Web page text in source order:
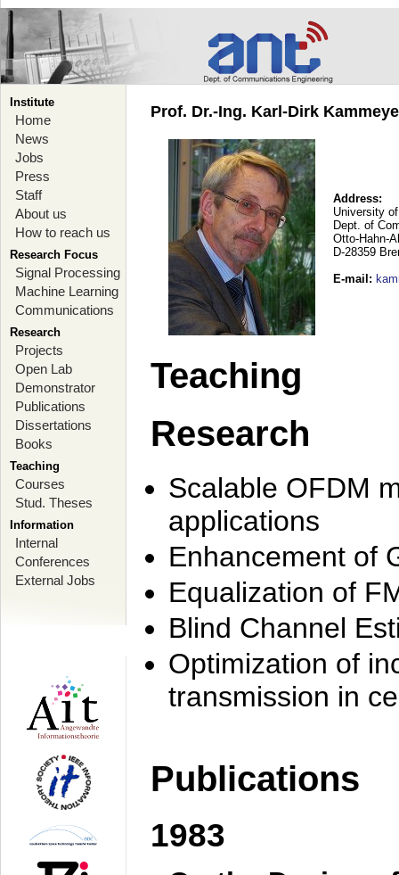
Institute
Home
News
Jobs
Press
Staff
About us
How to reach us
Research Focus
Signal Processing
Machine Learning
Communications
Research
Projects
Open Lab
Demonstrator
Publications
Dissertations
Books
Teaching
Courses
Stud. Theses
Information
Internal
Conferences
External Jobs
Prof. Dr.-Ing. Karl-Dirk
Address:
University
Dept. of
Otto-Hahn-
D-28359
E-mail :
Teaching
Research
Scalable OFDM
applications
Enhancement of
Equalization of
Blind Channel
Optimization of
transmission in
Publications
1983